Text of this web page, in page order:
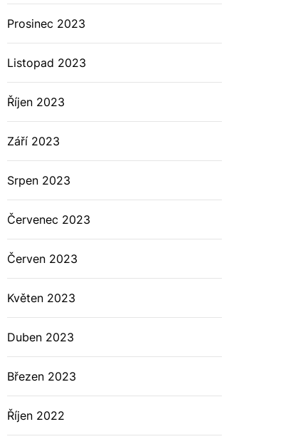
Prosinec 2023
Listopad 2023
Říjen 2023
Září 2023
Srpen 2023
Červenec 2023
Červen 2023
Květen 2023
Duben 2023
Březen 2023
Říjen 2022